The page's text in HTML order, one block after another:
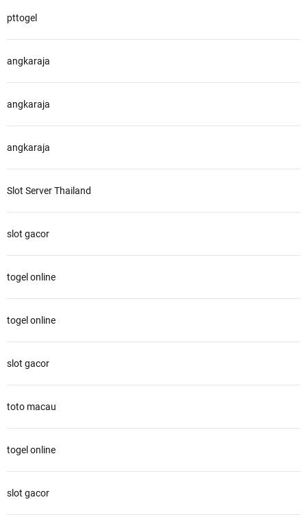
pttogel
angkaraja
angkaraja
angkaraja
Slot Server Thailand
slot gacor
togel online
togel online
slot gacor
toto macau
togel online
slot gacor